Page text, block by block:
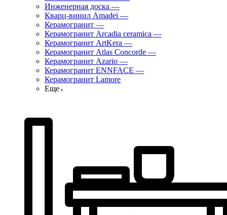
Инженерная доска —
Кварц-винил Amadei —
Керамогранит —
Керамогранит Arcadia ceramica —
Керамогранит ArtKera —
Керамогранит Atlas Concorde —
Керамогранит Azario —
Керамогранит ENNFACE —
Керамогранит Lamore
Еще